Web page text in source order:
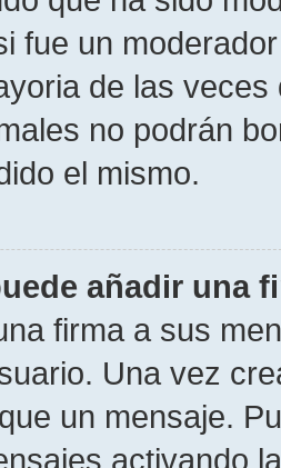
fue un
de las
no podrán
el mismo.
añadir una
firma a sus
Una vez
un mensaje.
activando